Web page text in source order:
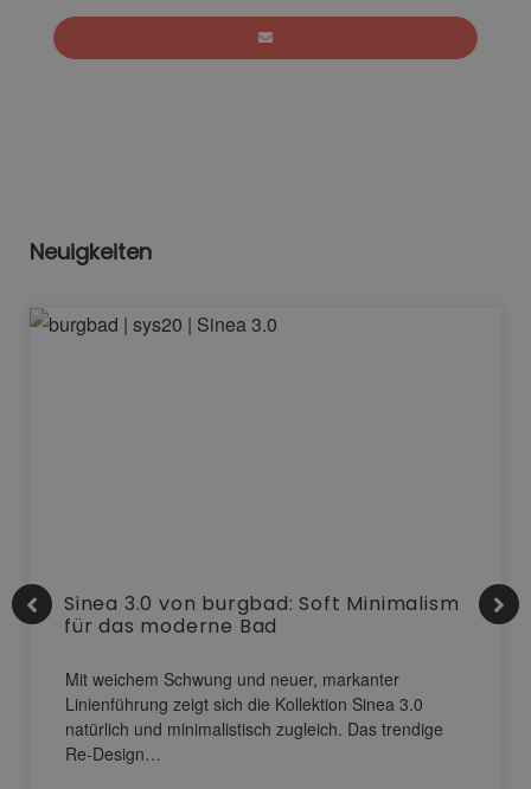
Neuigkeiten
Sinea 3.0 von burgbad: Soft Minimalism
für das moderne Bad
Mit weichem Schwung und neuer, markanter
Linienführung zeigt sich die Kollektion Sinea 3.0
natürlich und minimalistisch zugleich. Das trendige
Re-Design…